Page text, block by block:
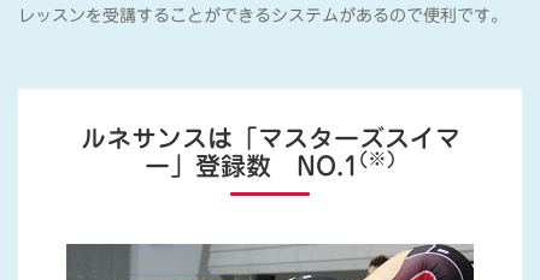
レッスンを受講することができるシステムがあるので便利です。
ルネサンスは「マスターズスイマ
ー」登録数 NO.1 (※)